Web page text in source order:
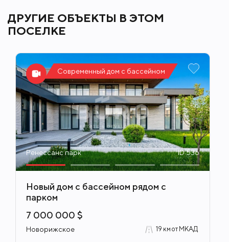
ДРУГИЕ ОБЪЕКТЫ В ЭТОМ
ПОСЕЛКЕ
Современный дом с бассейном
Ренессанс парк ID 536
Новый дом с бассейном рядом с
парком
7 000 000 $
Новорижское 19 км от МКАД